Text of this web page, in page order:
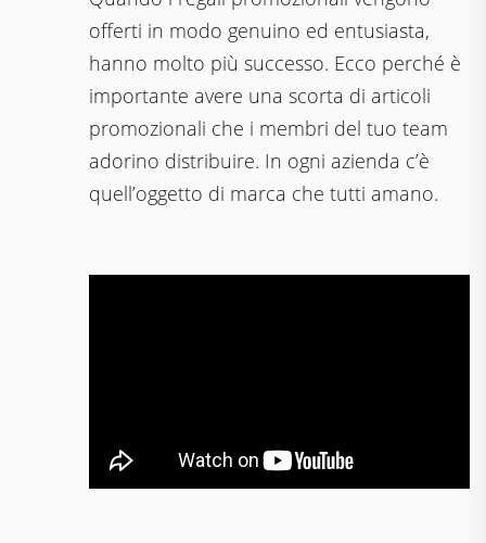
offerti in modo genuino ed entusiasta,
hanno molto più successo. Ecco perché è
importante avere una scorta di articoli
promozionali che i membri del tuo team
adorino distribuire. In ogni azienda c’è
quell’oggetto di marca che tutti amano.